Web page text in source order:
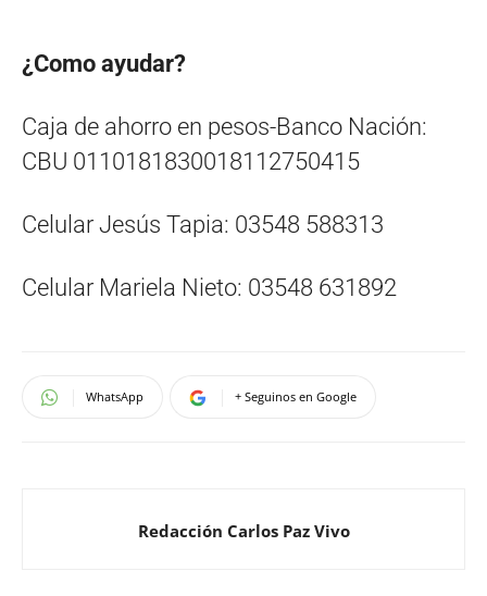
¿Como ayudar?
Caja de ahorro en pesos-Banco Nación:
CBU 0110181830018112750415
Celular Jesús Tapia: 03548 588313
Celular Mariela Nieto: 03548 631892
WhatsApp + Seguinos en Google
Redacción Carlos Paz Vivo